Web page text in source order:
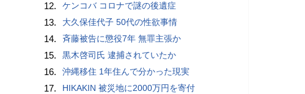
12. ケンコバ コロナで謎の後遺症
13. 大久保佳代子 50代の性欲事情
14. 斉藤被告に懲役7年 無罪主張か
15. 黒木啓司氏 逮捕されていたか
16. 沖縄移住 1年住んで分かった現実
17. HIKAKIN 被災地に2000万円を寄付